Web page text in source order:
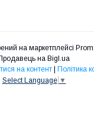
на маркетплейсі
на Bigl.ua
на контент
Політика
Select Language ▼